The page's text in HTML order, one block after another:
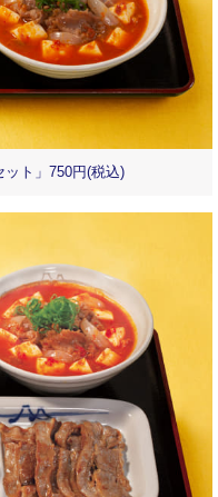
ット」750円(税込)